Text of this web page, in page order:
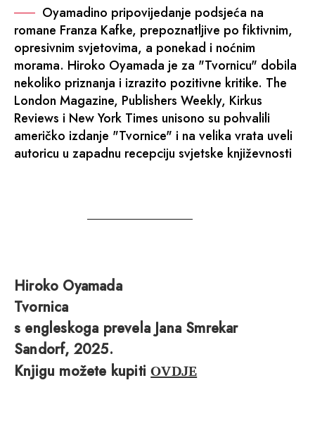
Oyamadino pripovijedanje podsjeća na
romane Franza Kafke, prepoznatljive po fiktivnim,
opresivnim svjetovima, a ponekad i noćnim
morama. Hiroko Oyamada je za "Tvornicu" dobila
nekoliko priznanja i izrazito pozitivne kritike. The
London Magazine, Publishers Weekly, Kirkus
Reviews i New York Times unisono su pohvalili
američko izdanje "Tvornice" i na velika vrata uveli
autoricu u zapadnu recepciju svjetske književnosti
Hiroko Oyamada
Tvornica
s engleskoga prevela Jana Smrekar
Sandorf, 2025.
Knjigu možete kupitiOVDJE